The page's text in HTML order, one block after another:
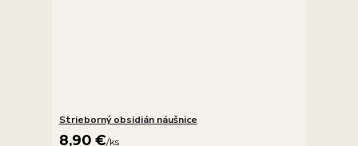
Strieborný obsidián náušnice
8,90 €/ks